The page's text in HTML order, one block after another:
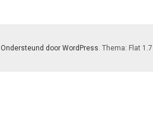
Ondersteund door WordPress. Thema: Flat